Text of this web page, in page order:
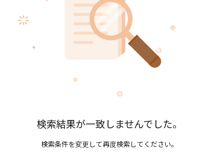
検索結果が一致しませんでした。
検索条件を変更して再度検索してください。